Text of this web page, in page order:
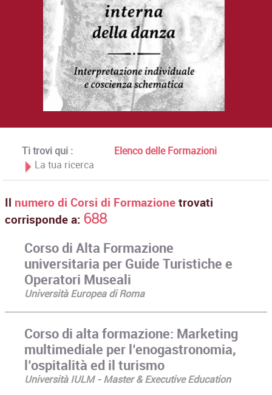
Ti trovi qui :
Elenco delle Formazioni
La tua ricerca
Il numero di Corsi di Formazionetrovati
corrisponde a: 688
Corso di Alta Formazione
universitaria per Guide Turistiche e
Operatori Museali
Università Europea di Roma
Corso di alta formazione: Marketing
multimediale per l’enogastronomia,
l’ospitalità ed il turismo
Università IULM - Master & Executive Education